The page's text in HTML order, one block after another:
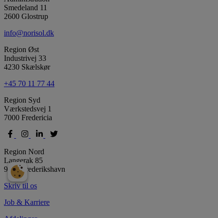
Smedeland 11
2600 Glostrup
info@norisol.dk
Region Øst
Industrivej 33
4230 Skælskør
+45 70 11 77 44
Region Syd
Værkstedsvej 1
7000 Fredericia
Region Nord
Langerak 85
9900 Frederikshavn
Skriv til os
Job & Karriere